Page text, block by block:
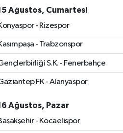
Ağustos, Cumartesi
- Rizespor
- Trabzonspor
S.K. - Fenerbahçe
FK - Alanyaspor
Ağustos, Pazar
- Kocaelispor